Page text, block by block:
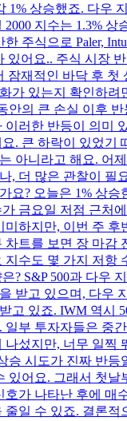
1% 상승했죠. 다우
지수는 1.3% 상
주식으로 Paler,
있어요.. 주식 시장
잠재적인 바닥 후 첫
가 있는지 확인하려
안의 큰 손실 이후
이러한 반등이 의미
. 큰 하락이 있었기
아니라고 해요. 어
, 더 많은 관찰이 필
요? 오늘은 1% 상승
금요일 저점 근처
하지만, 이번 주 후
차트를 보면 장 마감
지수도 몇 가지 저항
? S&P 500과 다우
받고 있으며, 다우
고 있죠. IWM 역시
일부 투자자들은 중
나섰지만, 너무 일찍
승 시도가 진짜 반등
있어요. 그래서 첫날
호가 나타난 후에 매
줄일 수 있죠. 결론적